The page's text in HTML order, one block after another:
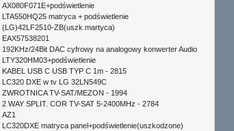
AX080F071E+podświetlenie
LTA550HQ25 matryca + podświetlenie
(LG)42LF2510-ZB(uszk.martyca)
EAX57538201
192KHz/24Bit DAC cyfrowy na analogowy konwerter Audio
LTY320HM03+podświetlenie
KABEL USB C USB TYP C 1m - 2815
LC320 DXE w tv LG 32LN549C
ZWROTNICA TV-SAT/MEZON - 1994
2 WAY SPLIT. COR TV-SAT 5-2400MHz - 2784
AZ1
LC320DXE matryca panel+podświetlenie(uszkodzone)